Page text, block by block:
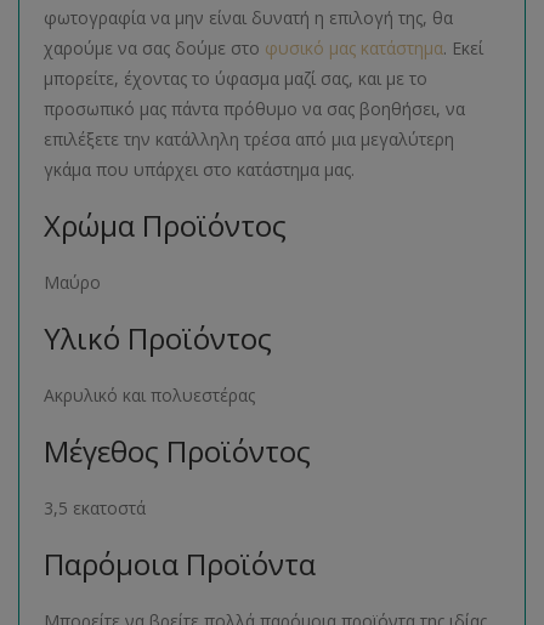
φωτογραφία να μην είναι δυνατή η επιλογή της, θα
χαρούμε να σας δούμε στο φυσικό μας κατάστημα. Εκεί
μπορείτε, έχοντας το ύφασμα μαζί σας, και με το
προσωπικό μας πάντα πρόθυμο να σας βοηθήσει, να
επιλέξετε την κατάλληλη τρέσα από μια μεγαλύτερη
γκάμα που υπάρχει στο κατάστημα μας.
Χρώμα Προϊόντος
Μαύρο
Υλικό Προϊόντος
Ακρυλικό και πολυεστέρας
Μέγεθος Προϊόντος
3,5 εκατοστά
Παρόμοια Προϊόντα